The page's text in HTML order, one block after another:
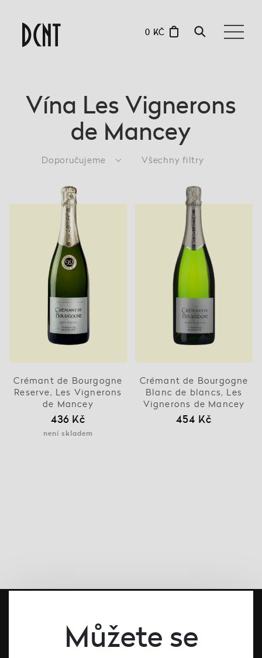
0 KČ
Vína Les Vignerons
de Mancey
Doporučujeme Všechny filtry
Crémant de Bourgogne
Reserve, Les Vignerons
de Mancey
436 Kč
není skladem
Crémant de Bourgogne
Blanc de blancs, Les
Vignerons de Mancey
454 Kč
Můžete se